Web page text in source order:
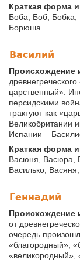
Краткая форма
Боба, Боб,
Борюша.
Василий
Происхождение
царственный».
персидскими
трактуют как
Великобритании
Испании –
Краткая форма
Васюня, Васюра,
Василько,
Геннадий
Происхождение
от
очередь
«благородный»,
«великородный»,